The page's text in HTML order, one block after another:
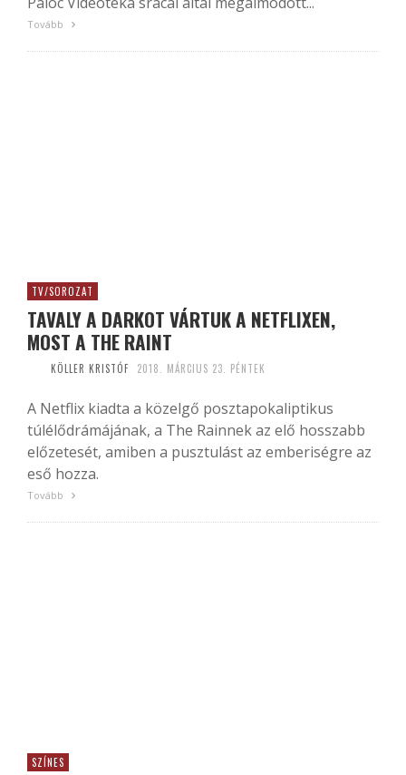
Tovább
TV/SOROZAT
TAVALY A DARKOT VÁRTUK A NETFLIXEN,
MOST A THE RAINT
KÖLLER KRISTÓF 2018. MÁRCIUS 23. PÉNTEK
A Netflix kiadta a közelgő posztapokaliptikus
túlélődrámájának, a The Rainnek az elő hosszabb
előzetesét, amiben a pusztulást az emberiségre az
eső hozza.
Tovább
SZÍNES